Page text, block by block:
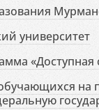
университет
«Доступная
на